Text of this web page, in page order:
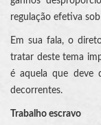
regulação efetiva
Em sua fala, o
tratar deste tema
é aquela que deve
decorrentes.
Trabalho escravo